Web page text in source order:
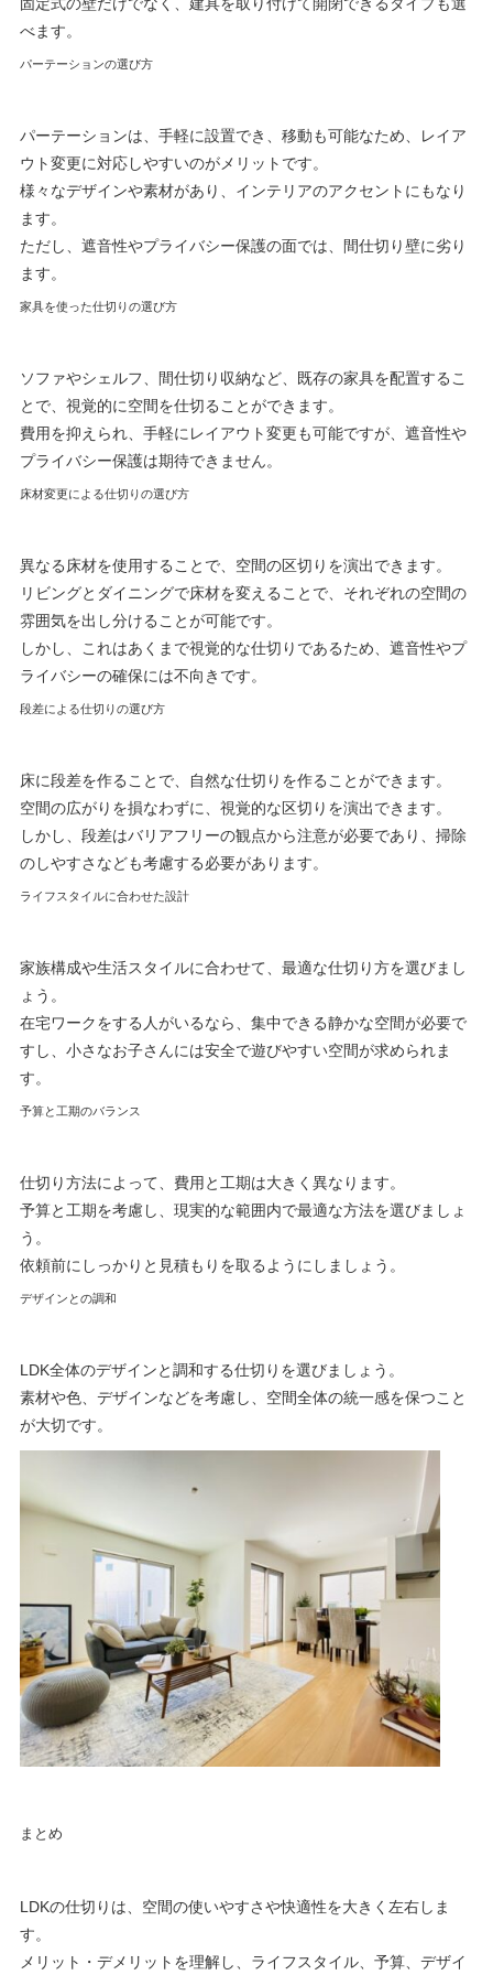
べます。
パーテーションの選び方
パーテーションは、手軽に設置でき、移動も可能なため、レイア
ウト変更に対応しやすいのがメリットです。
様々なデザインや素材があり、インテリアのアクセントにもなり
ます。
ただし、遮音性やプライバシー保護の面では、間仕切り壁に劣り
ます。
家具を使った仕切りの選び方
ソファやシェルフ、間仕切り収納など、既存の家具を配置するこ
とで、視覚的に空間を仕切ることができます。
費用を抑えられ、手軽にレイアウト変更も可能ですが、遮音性や
プライバシー保護は期待できません。
床材変更による仕切りの選び方
異なる床材を使用することで、空間の区切りを演出できます。
リビングとダイニングで床材を変えることで、それぞれの空間の
雰囲気を出し分けることが可能です。
しかし、これはあくまで視覚的な仕切りであるため、遮音性やプ
ライバシーの確保には不向きです。
段差による仕切りの選び方
床に段差を作ることで、自然な仕切りを作ることができます。
空間の広がりを損なわずに、視覚的な区切りを演出できます。
しかし、段差はバリアフリーの観点から注意が必要であり、掃除
のしやすさなども考慮する必要があります。
ライフスタイルに合わせた設計
家族構成や生活スタイルに合わせて、最適な仕切り方を選びまし
ょう。
在宅ワークをする人がいるなら、集中できる静かな空間が必要で
すし、小さなお子さんには安全で遊びやすい空間が求められま
す。
予算と工期のバランス
仕切り方法によって、費用と工期は大きく異なります。
予算と工期を考慮し、現実的な範囲内で最適な方法を選びましょ
う。
依頼前にしっかりと見積もりを取るようにしましょう。
デザインとの調和
LDK全体のデザインと調和する仕切りを選びましょう。
素材や色、デザインなどを考慮し、空間全体の統一感を保つこと
が大切です。
まとめ
LDKの仕切りは、空間の使いやすさや快適性を大きく左右しま
す。
メリット・デメリットを理解し、ライフスタイル、予算、デザイ